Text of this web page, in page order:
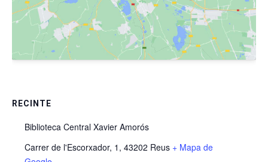
RECINTE
Biblioteca Central Xavier Amorós
Carrer de l'Escorxador, 1, 43202 Reus + Mapa de